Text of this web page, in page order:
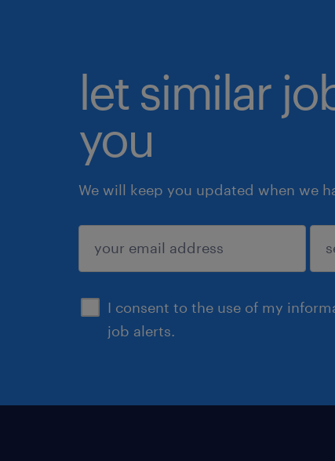
let similar
you
We will keep you updated when we
I consent to the use of my
job alerts.
submit